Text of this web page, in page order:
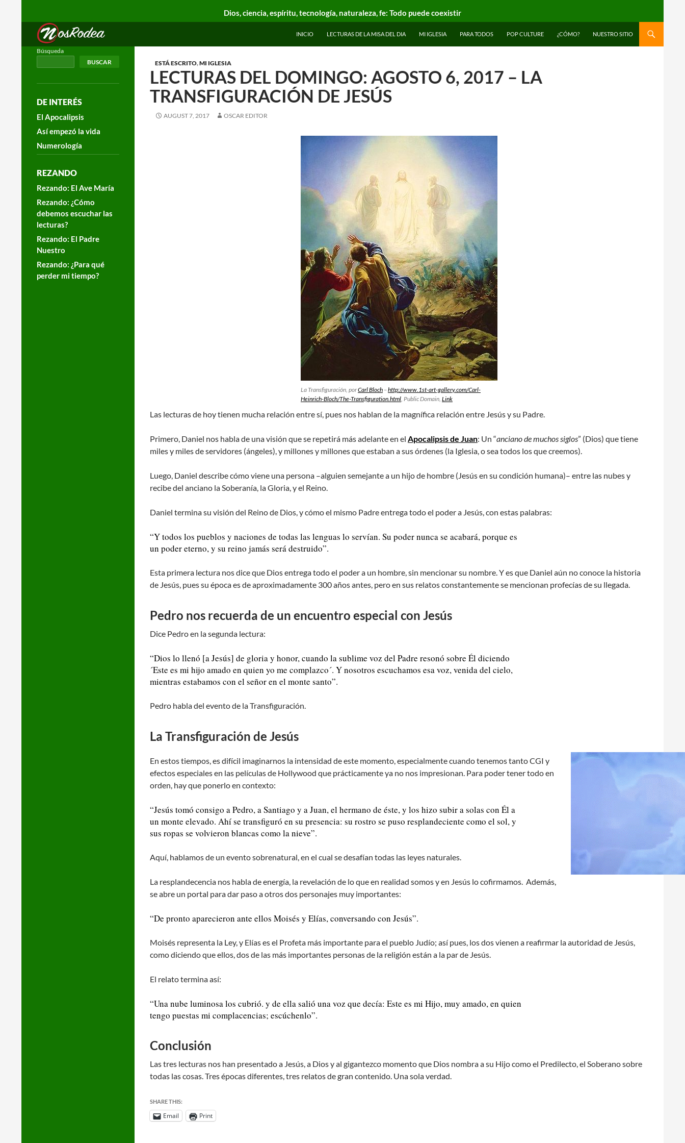
Dios, ciencia, espíritu, tecnología, naturaleza, fe: Todo puede coexistir
Nos Rodea
Search
INICIO LECTURAS DE LA MISA DEL DIA MI IGLESIA PARA TODOS POP CULTURE ¿CÓMO? NUESTRO SITIO
ESTÁ ESCRITO,MI IGLESIA
LECTURAS DEL DOMINGO: AGOSTO 6, 2017 – LA
TRANSFIGURACIÓN DE JESÚS
AUGUST 7, 2017 OSCAR EDITOR
La Transfiguración, porCarl Bloch –http://www.1st-art-gallery.com/Carl-
Heinrich-Bloch/The-Transfiguration.html, Public Domain, Link
Las lecturas de hoy tienen mucha relación entre sí, pues nos hablan de la magnífica relación entre Jesús y su Padre.
Primero, Daniel nos habla de una visión que se repetirá más adelante en el Apocalipsis de Juan: Un “anciano de muchos siglos” (Dios) que tiene
miles y miles de servidores (ángeles), y millones y millones que estaban a sus órdenes (la Iglesia, o sea todos los que creemos).
Luego, Daniel describe cómo viene una persona –alguien semejante a un hijo de hombre (Jesús en su condición humana)– entre las nubes y
recibe del anciano la Soberanía, la Gloria, y el Reino.
Daniel termina su visión del Reino de Dios, y cómo el mismo Padre entrega todo el poder a Jesús, con estas palabras:
“Y todos los pueblos y naciones de todas las lenguas lo servían. Su poder nunca se acabará, porque es
un poder eterno, y su reino jamás será destruido”.
Esta primera lectura nos dice que Dios entrega todo el poder a un hombre, sin mencionar su nombre. Y es que Daniel aún no conoce la historia
de Jesús, pues su época es de aproximadamente 300 años antes, pero en sus relatos constantemente se mencionan profecías de su llegada.
Pedro nos recuerda de un encuentro especial con Jesús
Dice Pedro en la segunda lectura:
“Dios lo llenó [a Jesús] de gloria y honor, cuando la sublime voz del Padre resonó sobre Él diciendo
´Este es mi hijo amado en quien yo me complazco´. Y nosotros escuchamos esa voz, venida del cielo,
mientras estabamos con el señor en el monte santo”.
Pedro habla del evento de la Transfiguración.
La Transfiguración de Jesús
En estos tiempos, es difícil imaginarnos la intensidad de este momento, especialmente cuando tenemos tanto CGI y
efectos especiales en las películas de Hollywood que prácticamente ya no nos impresionan. Para poder tener todo en
orden, hay que ponerlo en contexto:
“Jesús tomó consigo a Pedro, a Santiago y a Juan, el hermano de éste, y los hizo subir a solas con Él a
un monte elevado. Ahí se transfiguró en su presencia: su rostro se puso resplandeciente como el sol, y
sus ropas se volvieron blancas como la nieve”.
Aquí, hablamos de un evento sobrenatural, en el cual se desafían todas las leyes naturales.
La resplandecencia nos habla de energía, la revelación de lo que en realidad somos y en Jesús lo cofirmamos. Además,
se abre un portal para dar paso a otros dos personajes muy importantes:
“De pronto aparecieron ante ellos Moisés y Elías, conversando con Jesús”.
Moisés representa la Ley, y Elías es el Profeta más importante para el pueblo Judío; así pues, los dos vienen a reafirmar la autoridad de Jesús,
como diciendo que ellos, dos de las más importantes personas de la religión están a la par de Jesús.
El relato termina así:
“Una nube luminosa los cubrió. y de ella salió una voz que decía: Este es mi Hijo, muy amado, en quien
tengo puestas mi complacencias; escúchenlo”.
Conclusión
Las tres lecturas nos han presentado a Jesús, a Dios y al gigantezco momento que Dios nombra a su Hijo como el Predilecto, el Soberano sobre
todas las cosas. Tres épocas diferentes, tres relatos de gran contenido. Una sola verdad.
SHARE THIS:
Email Print
Búsqueda
BUSCAR
DE INTERÉS
El Apocalipsis
Así empezó la vida
Numerología
REZANDO
Rezando: El Ave María
Rezando: ¿Cómo
debemos escuchar las
lecturas?
Rezando: El Padre
Nuestro
Rezando: ¿Para qué
perder mi tiempo?